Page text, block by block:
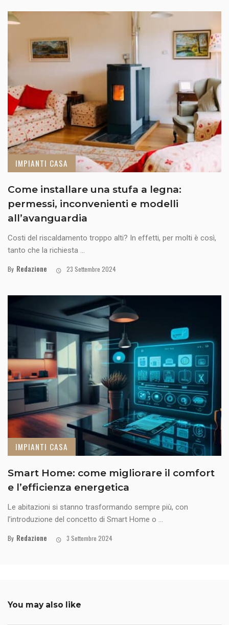
IMPIANTI CASA
Come installare una stufa a legna:
permessi, inconvenienti e modelli
all’avanguardia
Costi del riscaldamento troppo alti? In effetti, per molti è così,
tanto che la richiesta ...
By Redazione 23 Settembre 2024
IMPIANTI CASA
Smart Home: come migliorare il comfort
e l’efficienza energetica
Le abitazioni si stanno trasformando sempre più, con
l’introduzione del concetto di Smart Home o ...
By Redazione 3 Settembre 2024
You may also like